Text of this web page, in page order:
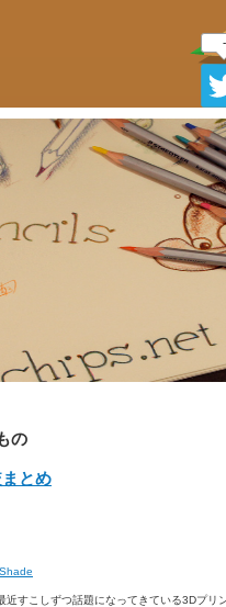
-
の
とめ
Shade
すこしずつ話題になってきている3Dプ